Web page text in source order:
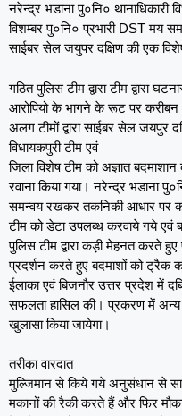
नरेन्द्र भडाना पु०नि० थानाधिकारी
विशम्बर पु०नि० प्रभारी DST मय
साईबर सेल जयुपर दक्षिण की एक
गठित पुलिस टीम द्वारा टीम द्वारा
आरोपियो के भागने के रूट पर
अलग टीमों द्वारा साईबर सेल जयपुर
विधायकपुरी टीम एवं
जिला विशेष टीम को अज्ञात
रवाना किया गया। नरेन्द्र भडाना
समन्वय रखकर तकनिकी आधार पर
टीम को डेटा उपलब्ध करवाये गये एवं
पुलिस टीम द्वारा कड़ी मेहनत करते
प्रदर्शन करते हुए बदमाशों को ट्रैक
ईलाका एवं बिजनौर उत्तर प्रदेश में
सफलता हासिल की। प्रकरण में
खुलासा किया जायेगा।
तरीका वारदात
मुल्जिमान से किये गये अनुसंधान से
मकानों की रैकी करते हैं और फिर